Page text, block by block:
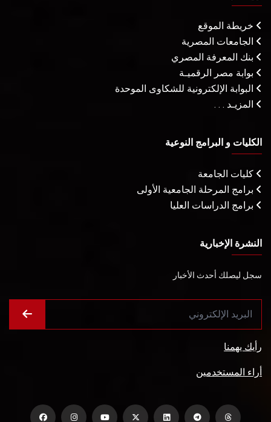
خريطة الموقع
الجامعات المصرية
بنك المعرفة المصري
بوابة مصر الرقميـة
البوابة الإلكترونية للشكاوى الموحدة
المزيـد . . .
الكليات و البرامج النوعية
كليات الجامعة
برامج المرحلة الجامعية الأولى
برامج الدراسات العليا
النشرة الإخبارية
سجل ليصلك أحدث الأخبار
رأيك يهمنا
أراء المستخدمين